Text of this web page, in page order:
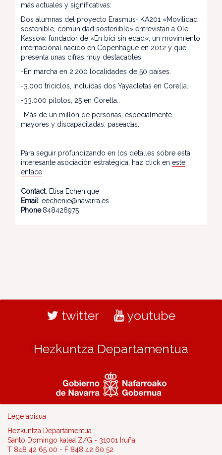
más actuales y significativas:
Dos alumnas del proyecto Erasmus+ KA201 «Movilidad
sostenible, comunidad sostenible» entrevistan a Ole
Kassow, fundador de «En bici sin edad«, un movimiento
internacional nacido en Copenhague en 2012 y que
presenta unas cifras muy destacables:
-En marcha en 2.200 localidades de 50 países.
-3.000 triciclos, incluidas dos Yayacletas en Corella.
-33.000 pilotos, 25 en Corella..
-Más de un millón de personas, especialmente
mayores y discapacitadas, paseadas.
Para seguir profundizando en los detalles sobre esta
interesante asociación estratégica, haz click en este
enlace
Contact: Elisa Echenique
Email: eechenie@navarra.es
Phone:848426975
twitter youtube
Hezkuntza Departamentua
Lege abisua
Hezkuntza Departamentua
Santo Domingo kalea Z/G - 31001 Iruña
T 848 42 65 00 - F 848 42 60 52